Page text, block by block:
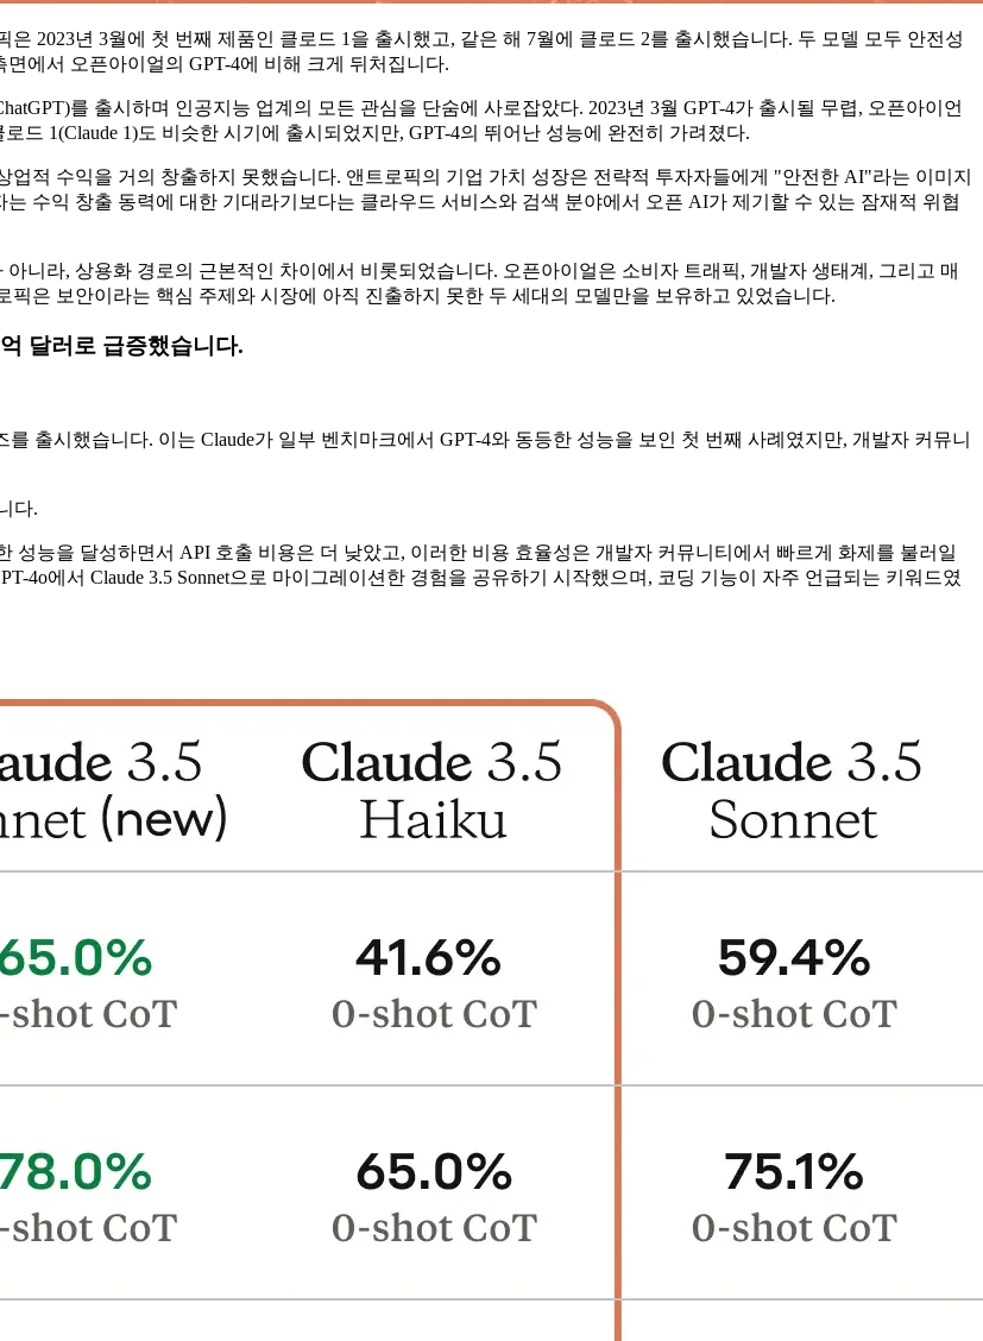
2023년 3월에 첫 번째 제품인 클로드 1을 출시했고, 같은 해 7월에 클로드 2를 출시했습니다. 두 모델 모두 안전성
에서 오픈아이얼의 GPT-4에 비해 크게 뒤처집니다.
를 출시하며 인공지능 업계의 모든 관심을 단숨에 사로잡았다. 2023년 3월 GPT-4가 출시될 무렵, 오픈아이언
드 1(Claude 1)도 비슷한 시기에 출시되었지만, GPT-4의 뛰어난 성능에 완전히 가려졌다.
적 수익을 거의 창출하지 못했습니다. 앤트로픽의 기업 가치 성장은 전략적 투자자들에게 "안전한 AI"라는 이미지
수익 창출 동력에 대한 기대라기보다는 클라우드 서비스와 검색 분야에서 오픈 AI가 제기할 수 있는 잠재적 위협
니라, 상용화 경로의 근본적인 차이에서 비롯되었습니다. 오픈아이얼은 소비자 트래픽, 개발자 생태계, 그리고 매
은 보안이라는 핵심 주제와 시장에 아직 진출하지 못한 두 세대의 모델만을 보유하고 있었습니다.
달러로 급증했습니다.
를 출시했습니다. 이는 Claude가 일부 벤치마크에서 GPT-4와 동등한 성능을 보인 첫 번째 사례였지만, 개발자 커뮤니
다.
성능을 달성하면서 API 호출 비용은 더 낮았고, 이러한 비용 효율성은 개발자 커뮤니티에서 빠르게 화제를 불러일
4o에서 Claude 3.5 Sonnet으로 마이그레이션한 경험을 공유하기 시작했으며, 코딩 기능이 자주 언급되는 키워드였